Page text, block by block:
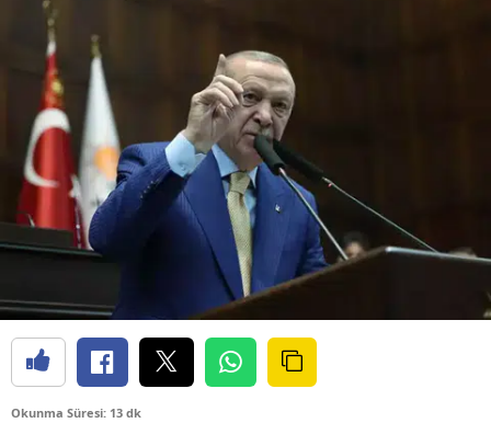
Okunma Süresi: 13 dk